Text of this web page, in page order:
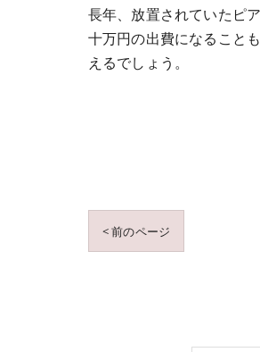
長年、放置されていたピ
十万円の出費になること
えるでしょう。
< 前のページ